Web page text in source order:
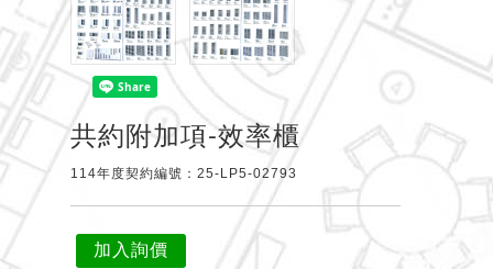
共約附加項-效率櫃
114年度契約編號：25-LP5-02793
加入詢價